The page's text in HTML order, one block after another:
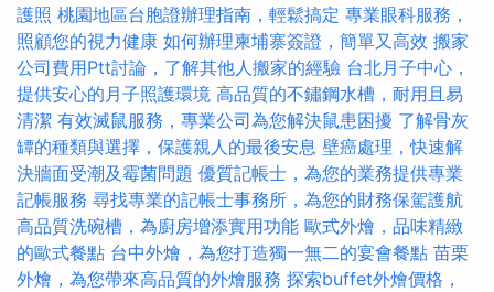
護照 桃園地區台胞證辦理指南，輕鬆搞定 專業眼科服務，
照顧您的視力健康 如何辦理柬埔寨簽證，簡單又高效 搬家
公司費用Ptt討論，了解其他人搬家的經驗 台北月子中心，
提供安心的月子照護環境 高品質的不鏽鋼水槽，耐用且易
清潔 有效滅鼠服務，專業公司為您解決鼠患困擾 了解骨灰
罈的種類與選擇，保護親人的最後安息 壁癌處理，快速解
決牆面受潮及霉菌問題 優質記帳士，為您的業務提供專業
記帳服務 尋找專業的記帳士事務所，為您的財務保駕護航
高品質洗碗槽，為廚房增添實用功能 歐式外燴，品味精緻
的歐式餐點 台中外燴，為您打造獨一無二的宴會餐點 苗栗
外燴，為您帶來高品質的外燴服務 探索buffet外燴價格，